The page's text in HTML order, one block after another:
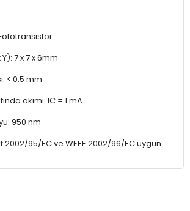
7 x 7 x 6mm
< 0.5 mm
akımı: IC = 1 mA
950 nm
2002/95/EC ve WEEE 2002/96/EC uygun